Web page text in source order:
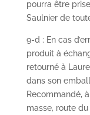
pourra être
Saulnier de
9-d : En cas
produit à
retourné à
dans son
Recommandé,
masse, route